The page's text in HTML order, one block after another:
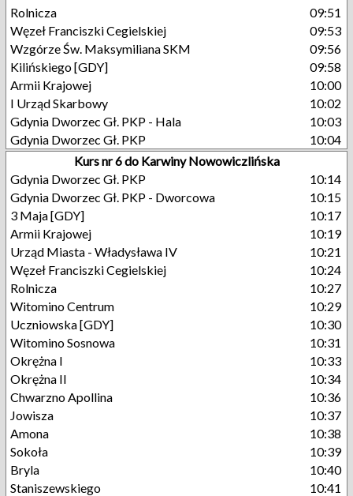
Rolnicza
09:51
Węzeł Franciszki Cegielskiej
09:53
Wzgórze Św. Maksymiliana SKM
09:56
Kilińskiego [GDY]
09:58
Armii Krajowej
10:00
I Urząd Skarbowy
10:02
Gdynia Dworzec Gł. PKP - Hala
10:03
Gdynia Dworzec Gł. PKP
10:04
Kurs nr 6 do Karwiny Nowowiczlińska
Gdynia Dworzec Gł. PKP
10:14
Gdynia Dworzec Gł. PKP - Dworcowa
10:15
3 Maja [GDY]
10:17
Armii Krajowej
10:19
Urząd Miasta - Władysława IV
10:21
Węzeł Franciszki Cegielskiej
10:24
Rolnicza
10:27
Witomino Centrum
10:29
Uczniowska [GDY]
10:30
Witomino Sosnowa
10:31
Okrężna I
10:33
Okrężna II
10:34
Chwarzno Apollina
10:36
Jowisza
10:37
Amona
10:38
Sokoła
10:39
Bryla
10:40
Staniszewskiego
10:41